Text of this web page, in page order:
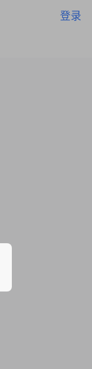
登录